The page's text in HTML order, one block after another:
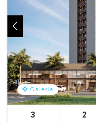
Galeria
3 2